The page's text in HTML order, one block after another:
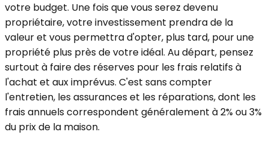
votre budget. Une fois que vous serez devenu
propriétaire, votre investissement prendra de la
valeur et vous permettra d'opter, plus tard, pour une
propriété plus près de votre idéal. Au départ, pensez
surtout à faire des réserves pour les frais relatifs à
l'achat et aux imprévus. C'est sans compter
l'entretien, les assurances et les réparations, dont les
frais annuels correspondent généralement à 2% ou 3%
du prix de la maison.